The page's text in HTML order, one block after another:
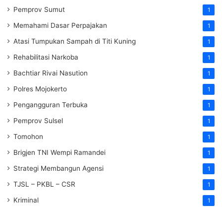
Pemprov Sumut 1
Memahami Dasar Perpajakan 1
Atasi Tumpukan Sampah di Titi Kuning 1
Rehabilitasi Narkoba 1
Bachtiar Rivai Nasution 1
Polres Mojokerto 1
Pengangguran Terbuka 1
Pemprov Sulsel 1
Tomohon 1
Brigjen TNI Wempi Ramandei 1
Strategi Membangun Agensi 1
TJSL – PKBL – CSR 1
Kriminal 1